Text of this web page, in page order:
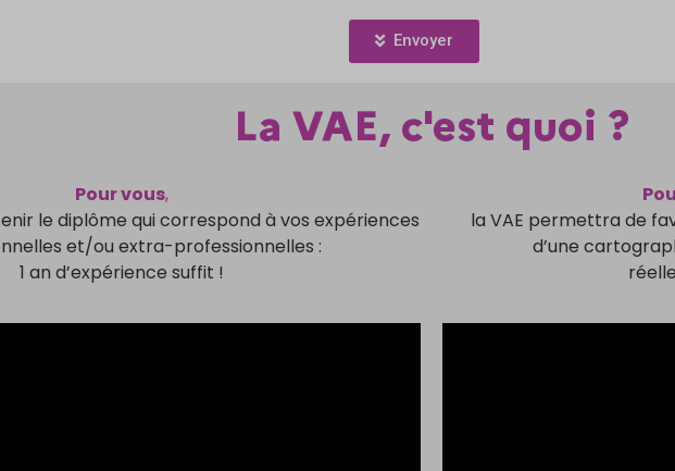
Envoyer
La VAE, c'est quoi ?
Pour vous,
le diplôme qui correspond à vos expériences
et/ou extra-professionnelles :
1 an d’expérience suffit !
la VAE permettra de
d’une